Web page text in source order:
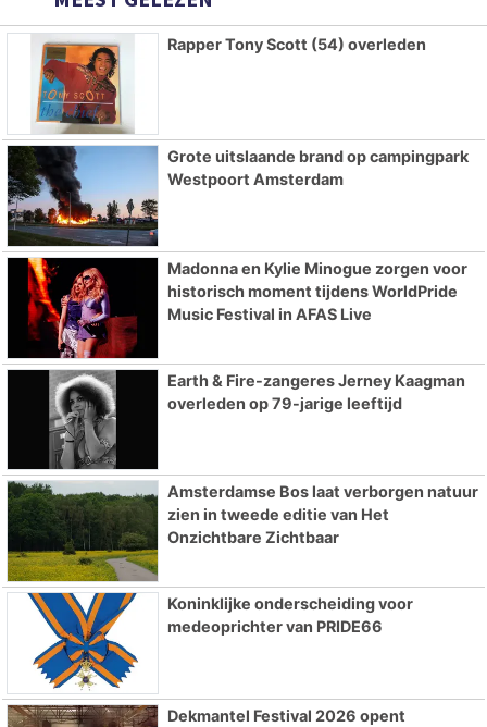
Rapper Tony Scott (54) overleden
Grote uitslaande brand op campingpark
Westpoort Amsterdam
Madonna en Kylie Minogue zorgen voor
historisch moment tijdens WorldPride
Music Festival in AFAS Live
Earth & Fire-zangeres Jerney Kaagman
overleden op 79-jarige leeftijd
Amsterdamse Bos laat verborgen natuur
zien in tweede editie van Het
Onzichtbare Zichtbaar
Koninklijke onderscheiding voor
medeoprichter van PRIDE66
Dekmantel Festival 2026 opent